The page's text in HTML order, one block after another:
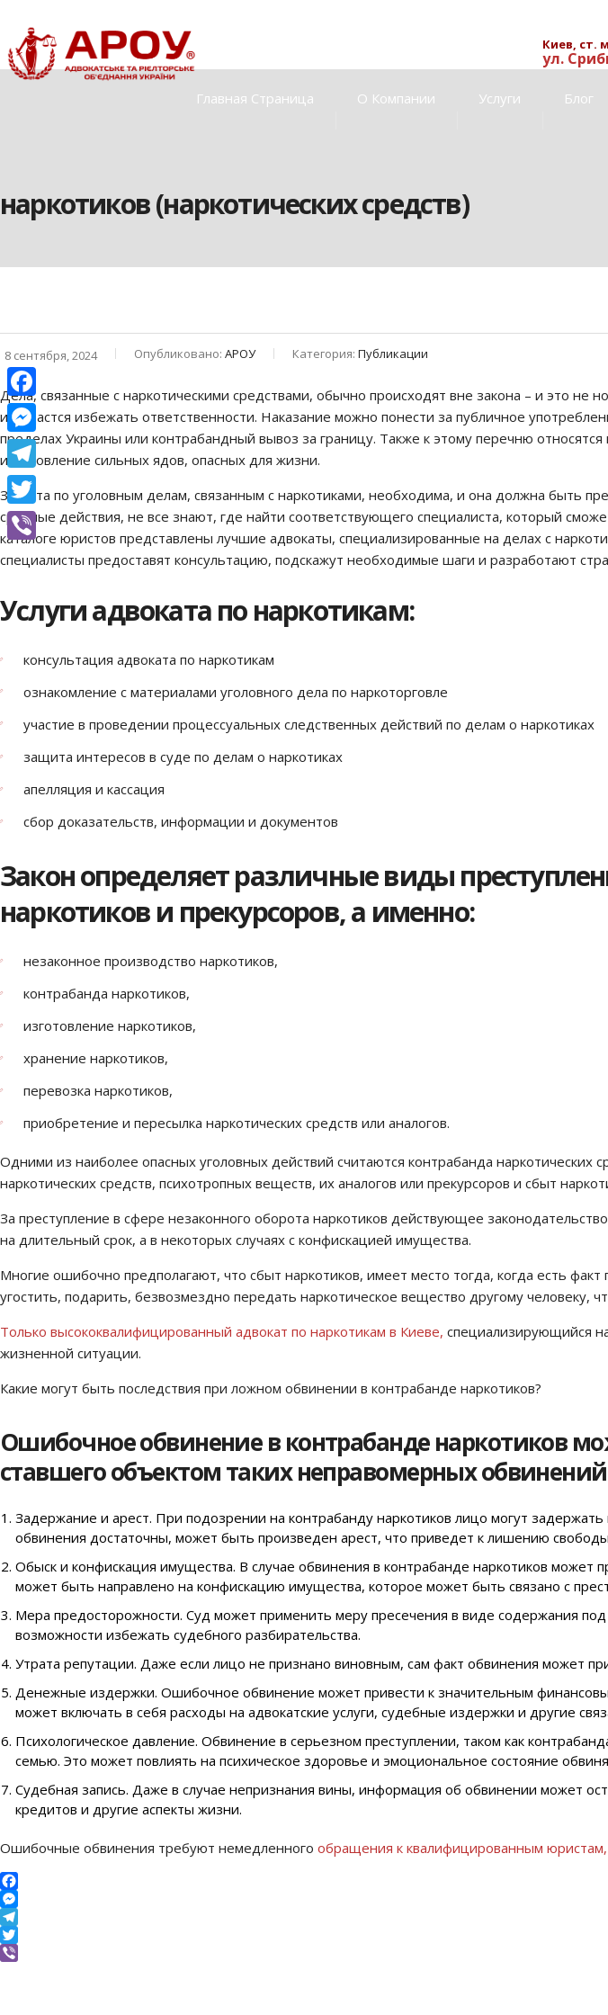
Киев, ст.
ул.
Главная Страница О Компании Услуги Блог
наркотиков (наркотических средств)
8 сентября, 2024 Опубликовано: АРОУ Категория: Публикации
Дела, связанные с наркотическими средствами, обычно происходят вне закона – и это
им удастся избежать ответственности. Наказание можно понести за публичное
пределах Украины или контрабандный вывоз за границу. Также к этому перечню
изготовление сильных ядов, опасных для жизни.
Защита по уголовным делам, связанным с наркотиками, необходима, и она должна быть
срочные действия, не все знают, где найти соответствующего специалиста, который
каталоге юристов представлены лучшие адвокаты, специализированные на делах с
специалисты предоставят консультацию, подскажут необходимые шаги и разработают
Услуги адвоката по наркотикам:
консультация адвоката по наркотикам
ознакомление с материалами уголовного дела по наркоторговле
участие в проведении процессуальных следственных действий по делам о наркотиках
защита интересов в суде по делам о наркотиках
апелляция и кассация
сбор доказательств, информации и документов
Закон определяет различные виды
наркотиков и прекурсоров, а именно:
незаконное производство наркотиков,
контрабанда наркотиков,
изготовление наркотиков,
хранение наркотиков,
перевозка наркотиков,
приобретение и пересылка наркотических средств или аналогов.
Одними из наиболее опасных уголовных действий считаются контрабанда наркотических
наркотических средств, психотропных веществ, их аналогов или прекурсоров и сбыт
За преступление в сфере незаконного оборота наркотиков действующее
на длительный срок, а в некоторых случаях с конфискацией имущества.
Многие ошибочно предполагают, что сбыт наркотиков, имеет место тогда, когда есть
угостить, подарить, безвозмездно передать наркотическое вещество другому человеку,
Только высококвалифицированный адвокат по наркотикам в Киеве, специализирующийся
жизненной ситуации.
Какие могут быть последствия при ложном обвинении в контрабанде наркотиков?
Ошибочное обвинение в контрабанде наркотиков
ставшего объектом таких неправомерных
Задержание и арест. При подозрении на контрабанду наркотиков лицо могут
обвинения достаточны, может быть произведен арест, что приведет к лишению
Обыск и конфискация имущества. В случае обвинения в контрабанде наркотиков
может быть направлено на конфискацию имущества, которое может быть связано с
Мера предосторожности. Суд может применить меру пресечения в виде содержания
возможности избежать судебного разбирательства.
Утрата репутации. Даже если лицо не признано виновным, сам факт обвинения может
Денежные издержки. Ошибочное обвинение может привести к значительным
может включать в себя расходы на адвокатские услуги, судебные издержки и другие
Психологическое давление. Обвинение в серьезном преступлении, таком как
семью. Это может повлиять на психическое здоровье и эмоциональное состояние
Судебная запись. Даже в случае непризнания вины, информация об обвинении может
кредитов и другие аспекты жизни.
Ошибочные обвинения требуют немедленного обращения к квалифицированным юристам,
Facebook
Messenger
Telegram
Twitter
Facebook
Messenger
Telegram
Twitter
Viber